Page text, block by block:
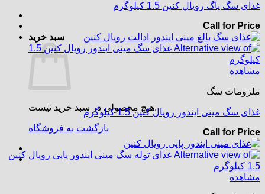
سبد خرید
هیچ محصولی در سبد خرید نیست.
بازگشت به فروشگاه
غذای سگ پاگ رویال کنین 1.5 کیلوگرم
Call for Price
مشاهده
ملزومات سگ
غذای سگ مینی ایندور رویال کنین 1.5 کیلوگرم
Call for Price
مشاهده